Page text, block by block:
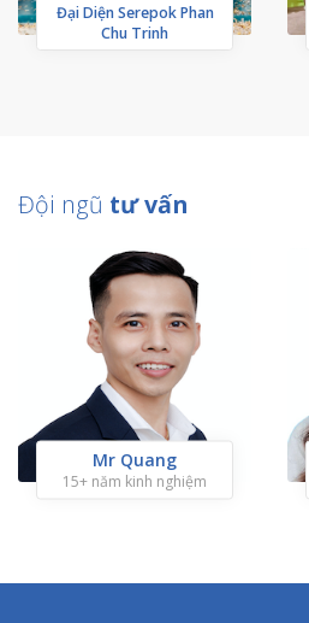
Đại Diện Serepok Phan
Chu Trinh
Đội ngũ tư vấn
Mr Quang
15+ năm kinh nghiệm